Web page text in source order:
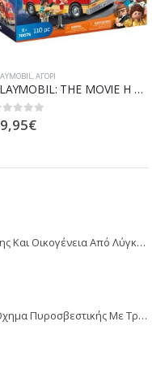
,ΑΓΌΡΙ
PLAYMOBIL: THE MOVIE Η Καντίνα του Ντελ
of 5
€
Playmobil Εικονολήπτης Και Οικογένεια Από Λύγκες 5561
Playmobil City Action Όχημα Πυροσβεστικής Με Τροχαλία Ρυμούλκησης 9466